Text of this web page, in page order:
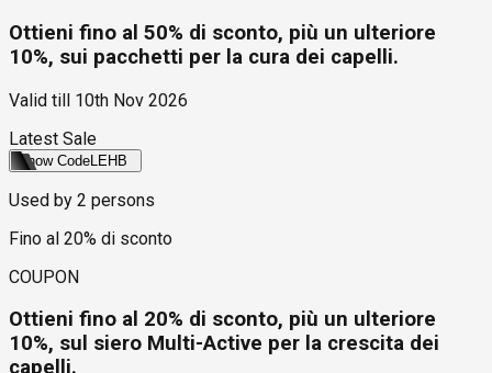
Ottieni fino al 50% di sconto, più un ulteriore
10%, sui pacchetti per la cura dei capelli.
Valid till 10th Nov 2026
Latest Sale
Show Code LEHB
Used by 2 persons
Fino al 20% di sconto
COUPON
Ottieni fino al 20% di sconto, più un ulteriore
10%, sul siero Multi-Active per la crescita dei
capelli.